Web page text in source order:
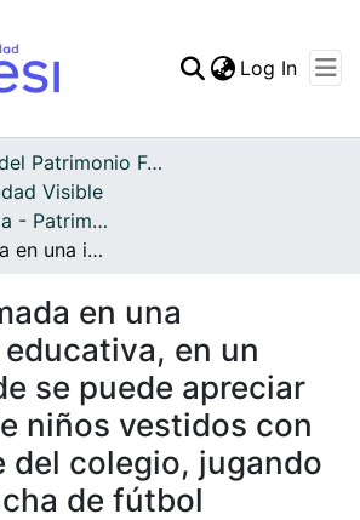
Log In
Archivo del Patrimonio Fotográfico y Fílmico del Valle del Cauca
Visible
FCCV - Infancia - Patrimonial
Imagen tomada en una institución educativa, en un patio, donde se puede apreciar un grupo de niños vestidos con el uniforme del colegio, jugando en una cancha de fútbol
en una
en un
se puede apreciar
niños vestidos con
del colegio, jugando
de fútbol